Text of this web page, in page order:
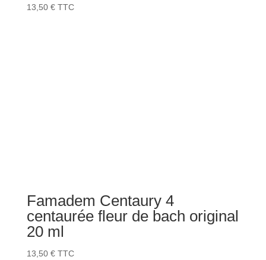
13,50 € TTC
Famadem Centaury 4
centaurée fleur de bach original
20 ml
13,50 € TTC